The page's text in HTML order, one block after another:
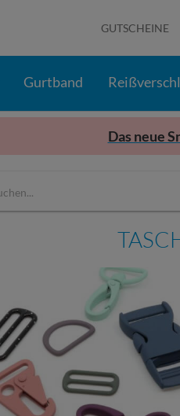
GUTSCHEINE
Gurtband
Das neue